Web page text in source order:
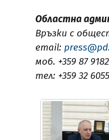
Областна
Връзки с
email:
моб. +359 87
тел: +359 32